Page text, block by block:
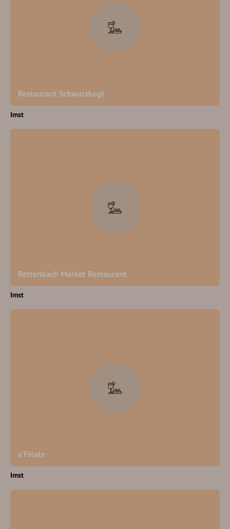
Restaurant Schwarzkogl
Imst
Rettenbach Market Restaurant
Imst
s'Finale
Imst